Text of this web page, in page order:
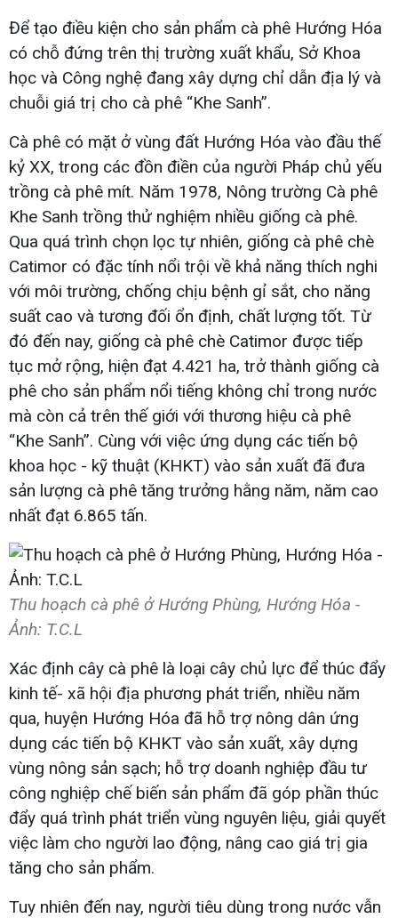
Để tạo điều kiện cho sản phẩm cà phê Hướng Hóa
có chỗ đứng trên thị trường xuất khẩu, Sở Khoa
học và Công nghệ đang xây dựng chỉ dẫn địa lý và
chuỗi giá trị cho cà phê “Khe Sanh”.
Cà phê có mặt ở vùng đất Hướng Hóa vào đầu thế
kỷ XX, trong các đồn điền của người Pháp chủ yếu
trồng cà phê mít. Năm 1978, Nông trường Cà phê
Khe Sanh trồng thử nghiệm nhiều giống cà phê.
Qua quá trình chọn lọc tự nhiên, giống cà phê chè
Catimor có đặc tính nổi trội về khả năng thích nghi
với môi trường, chống chịu bệnh gỉ sắt, cho năng
suất cao và tương đối ổn định, chất lượng tốt. Từ
đó đến nay, giống cà phê chè Catimor được tiếp
tục mở rộng, hiện đạt 4.421 ha, trở thành giống cà
phê cho sản phẩm nổi tiếng không chỉ trong nước
mà còn cả trên thế giới với thương hiệu cà phê
“Khe Sanh”. Cùng với việc ứng dụng các tiến bộ
khoa học - kỹ thuật (KHKT) vào sản xuất đã đưa
sản lượng cà phê tăng trưởng hằng năm, năm cao
nhất đạt 6.865 tấn.
Thu hoạch cà phê ở Hướng Phùng, Hướng Hóa -
Ảnh: T.C.L
Xác định cây cà phê là loại cây chủ lực để thúc đẩy
kinh tế- xã hội địa phương phát triển, nhiều năm
qua, huyện Hướng Hóa đã hỗ trợ nông dân ứng
dụng các tiến bộ KHKT vào sản xuất, xây dựng
vùng nông sản sạch; hỗ trợ doanh nghiệp đầu tư
công nghiệp chế biến sản phẩm đã góp phần thúc
đẩy quá trình phát triển vùng nguyên liệu, giải quyết
việc làm cho người lao động, nâng cao giá trị gia
tăng cho sản phẩm.
Tuy nhiên đến nay, người tiêu dùng trong nước vẫn